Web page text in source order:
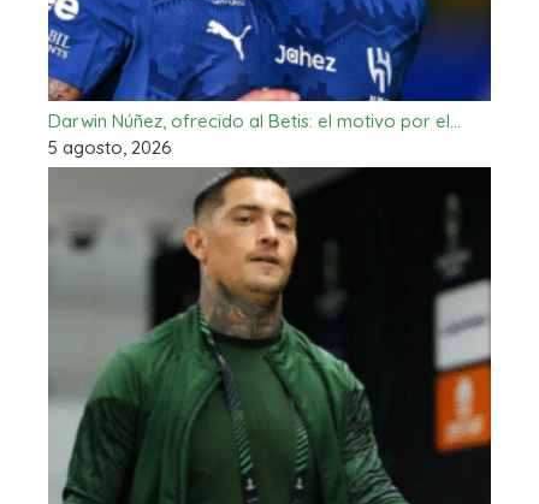
Darwin Núñez, ofrecido al Betis: el motivo por el…
5 agosto, 2026